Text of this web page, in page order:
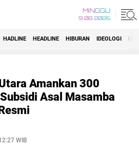
MINGGU
9 08 2026
HADLINE HEADLINE HIBURAN IDEOLOGI
Amankan 300
Asal Masamba
WIB